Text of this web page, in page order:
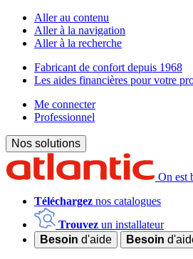
Aller au contenu
Aller à la navigation
Aller à la recherche
Fabricant de confort depuis 1968
Les aides financières pour votre
Me connecter
Professionnel
Nos solutions
On est
Téléchargez nos catalogues
Trouvez un installateur
Besoin d'aide Besoin